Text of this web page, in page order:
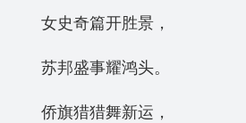
女史奇篇开胜景，
苏邦盛事耀鸿头。
侨旗猎猎舞新运，